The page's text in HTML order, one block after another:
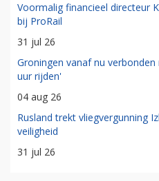
Voormalig financieel directeur
bij ProRail
31 jul 26
Groningen vanaf nu
uur rijden'
04 aug 26
Rusland trekt vliegvergunning
veiligheid
31 jul 26